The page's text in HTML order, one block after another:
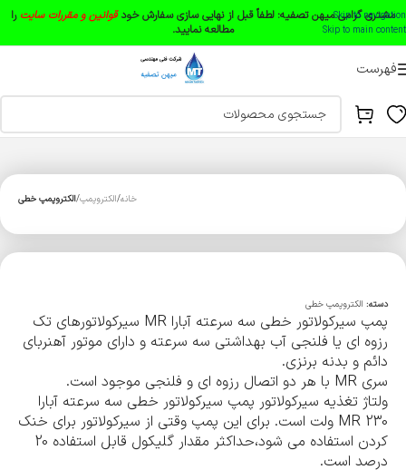
Skip to navigation
Skip to main content
مشتری گرامی میهن تصفیه: لطفاً قبل از نهایی سازی سفارش خودقوانین و مقررات سایت را
مطالعه نمایید.
فهرست
خانه الکتروپمپ الکتروپمپ خطی
دسته: الکتروپمپ خطی
پمپ سیرکولاتور خطی سه سرعته آبارا MR سیرکولاتورهای تک
رزوه ای یا فلنجی آب بهداشتی سه سرعته و دارای موتور آهنربای
دائم و بدنه برنزی.
سری MR با هر دو اتصال رزوه ای و فلنجی موجود است.
ولتاژ تغذیه سیرکولاتور پمپ سیرکولاتور خطی سه سرعته آبارا
MR 230 ولت است. برای این پمپ وقتی از سیرکولاتور برای خنک
کردن استفاده می شود،حداکثر مقدار گلیکول قابل استفاده 20
درصد است.